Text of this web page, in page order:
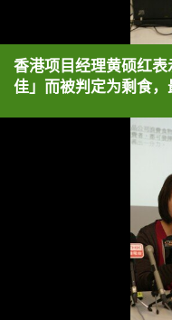
香港项目经理黄硕红
佳」而被判定为剩食，